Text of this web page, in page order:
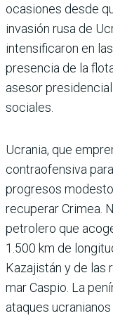
ocasiones desde
invasión rusa de
intensificaron en
presencia de la
asesor
sociales.
Ucrania, que
contraofensiva
progresos
recuperar Crimea.
petrolero que
1.500 km de
Kazajistán y de las
mar Caspio. La
ataques